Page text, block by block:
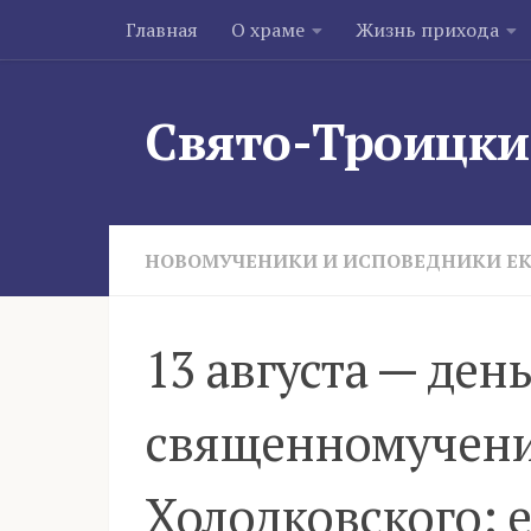
Skip to content
Главная О храме Жизнь прихода
Свято-
НОВОМУЧЕНИКИ И ИСПОВЕДНИКИ
13 августа —
Холодковского: